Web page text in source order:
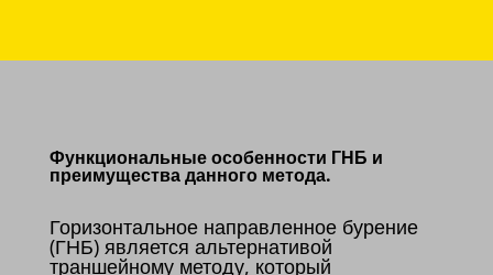
Функциональные особенности ГНБ и
преимущества данного метода.
Горизонтальное направленное бурение
(ГНБ) является альтернативой
траншейному методу, который